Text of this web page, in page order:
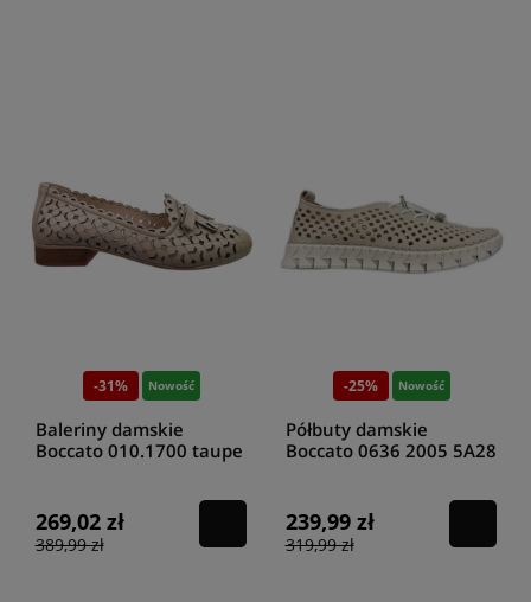
-31% Nowość
Baleriny damskie
Boccato 010.1700 taupe
269,02 zł
389,99 zł
-25% Nowość
Półbuty damskie
Boccato 0636 2005 5A28
239,99 zł
319,99 zł